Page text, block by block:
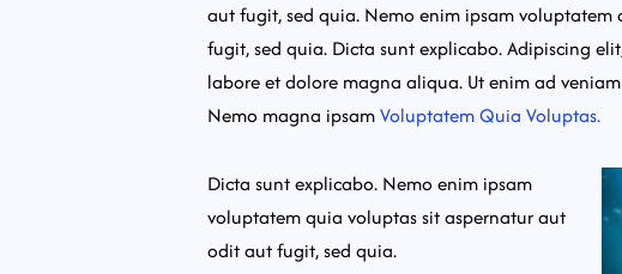
aut fugit, sed quia. Nemo enim ipsam
fugit, sed quia. Dicta sunt explicabo. Adipiscing
labore et dolore magna aliqua. Ut enim ad
Nemo magna ipsamVoluptatem Quia Voluptas.
Dicta sunt explicabo. Nemo enim ipsam
voluptatem quia voluptas sit aspernatur aut
odit aut fugit, sed quia.